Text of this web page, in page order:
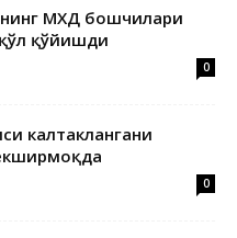
МХДҚ бошчилари
қўйишди
0
калтаклангани
0